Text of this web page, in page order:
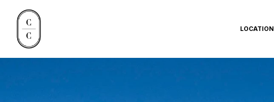
LOCATION